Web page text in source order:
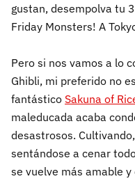
gustan, desempolva tu
Friday Monsters! A
Pero si nos vamos a lo
Ghibli, mi preferido no
fantástico Sakuna of
maleducada acaba
desastrosos.
sentándose a cenar
se vuelve más amable